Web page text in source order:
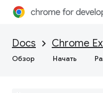
Docs Chrome
Обзор Начать